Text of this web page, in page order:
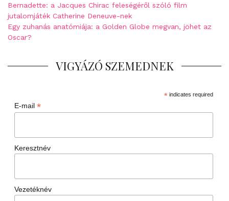
Bernadette: a Jacques Chirac feleségéről szóló film
jutalomjáték Catherine Deneuve-nek
Egy zuhanás anatómiája: a Golden Globe megvan, jöhet az
Oscar?
VIGYÁZÓ SZEMEDNEK
*indicates required
E-mail *
Keresztnév
Vezetéknév